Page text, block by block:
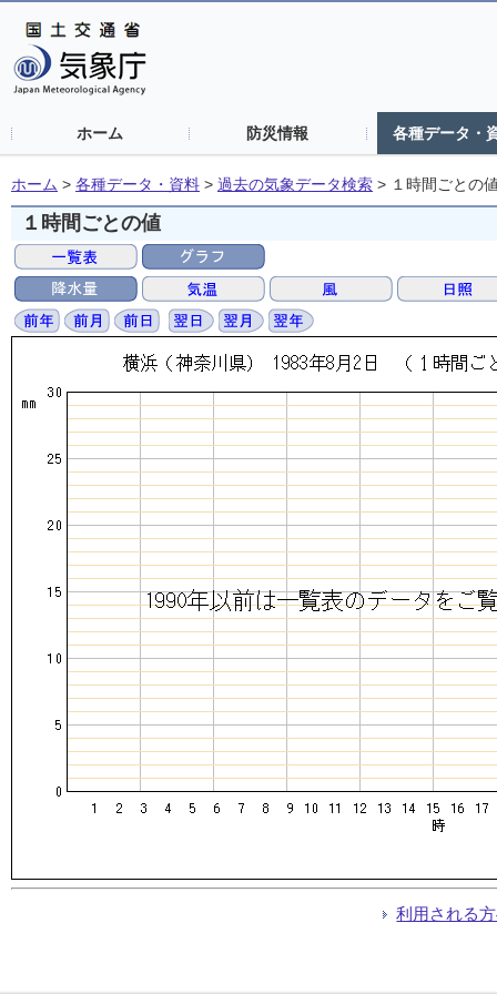
ホーム 防災情報 各種データ・
ホーム > 各種データ・資料 > 過去の気象データ検索 > １時間ごとの
１時間ごとの値
利用される